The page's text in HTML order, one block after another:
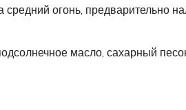
огонь, предварительно
масло, сахарный